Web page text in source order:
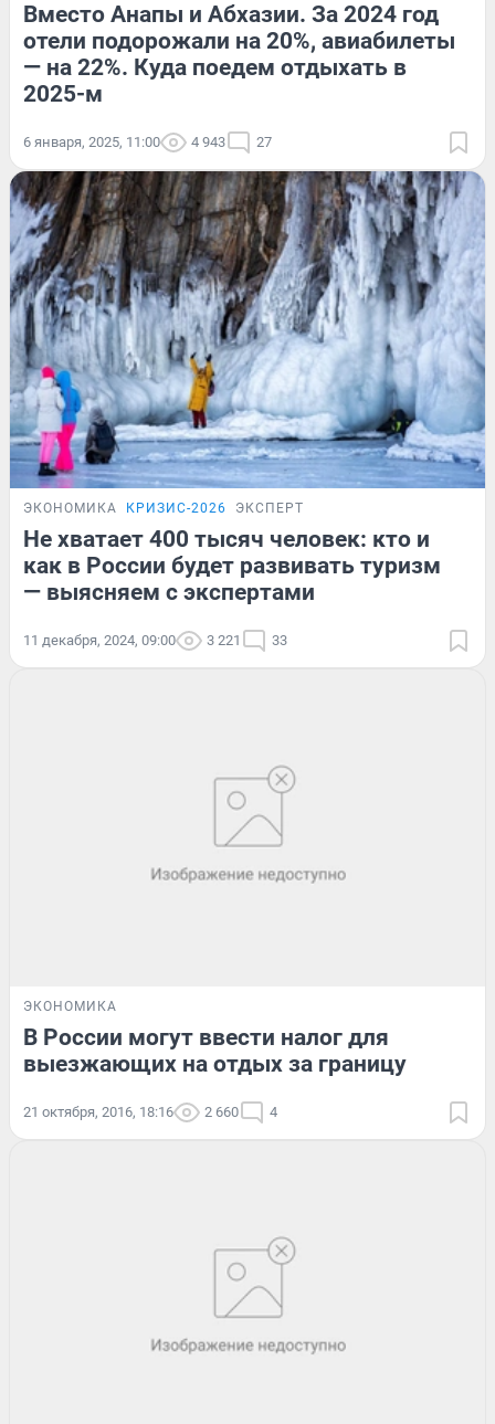
Вместо Анапы и Абхазии. За 2024 год
отели подорожали на 20%, авиабилеты
— на 22%. Куда поедем отдыхать в
2025-м
6 января, 2025, 11:00 4 943 27
ЭКОНОМИКА КРИЗИС-2026 ЭКСПЕРТ
Не хватает 400 тысяч человек: кто и
как в России будет развивать туризм
— выясняем с экспертами
11 декабря, 2024, 09:00 3 221 33
ЭКОНОМИКА
В России могут ввести налог для
выезжающих на отдых за границу
21 октября, 2016, 18:16 2 660 4